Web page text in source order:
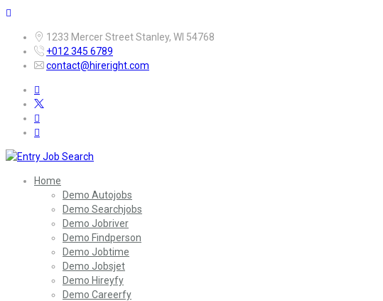
1233 Mercer Street Stanley, WI 54768
+012 345 6789
contact@hireright.com
Home
Demo Autojobs
Demo Searchjobs
Demo Jobriver
Demo Findperson
Demo Jobtime
Demo Jobsjet
Demo Hireyfy
Demo Careerfy